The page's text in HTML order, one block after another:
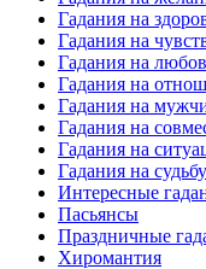
Гадания на
Гадания на
Гадания на
Гадания на
Гадания на
Гадания на
Гадания на
Гадания на судьбу
Интересные
Пасьянсы
Праздничные
Хиромантия